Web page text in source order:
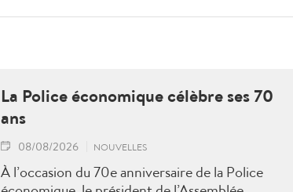
La Police économique célèbre ses 70
ans
08/08/2026 NOUVELLES
À l’occasion du 70e anniversaire de la Police